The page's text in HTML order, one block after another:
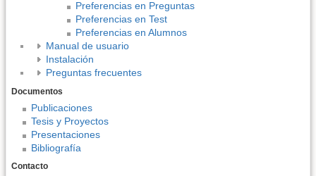
Preferencias en Preguntas
Preferencias en Test
Preferencias en Alumnos
Manual de usuario
Instalación
Preguntas frecuentes
Documentos
Publicaciones
Tesis y Proyectos
Presentaciones
Bibliografía
Contacto